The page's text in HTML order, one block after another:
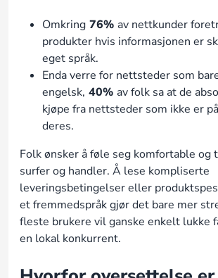
Omkring 76% av nettkunder
produkter hvis informasjonen er
eget språk.
Enda verre for nettsteder som
engelsk, 40% av folk sa at de
kjøpe fra nettsteder som ikke er
deres.
Folk ønsker å føle seg komfortable og
surfer og handler. Å lese kompliserte
leveringsbetingelser eller
et fremmedspråk gjør det bare mer
fleste brukere vil ganske enkelt lukke
en lokal konkurrent.